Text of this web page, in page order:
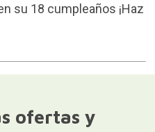
su 18 cumpleaños ¡Haz
ofertas y